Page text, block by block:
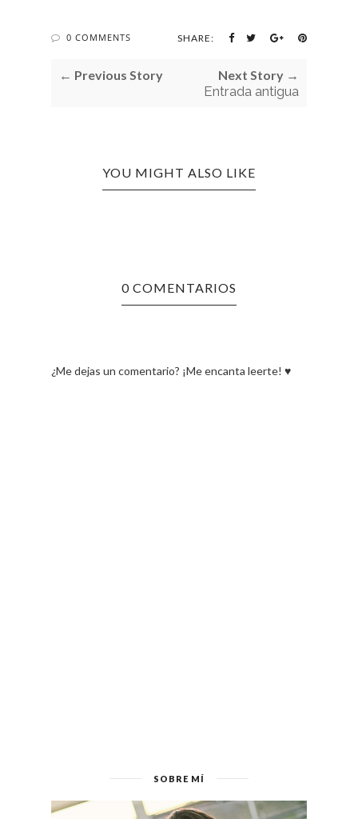
0 COMMENTS SHARE:
← Previous Story Next Story →
Entrada antigua
YOU MIGHT ALSO LIKE
0 COMENTARIOS
¿Me dejas un comentario? ¡Me encanta leerte! ♥
SOBRE MÍ